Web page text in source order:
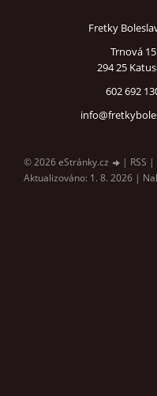
Fretky
Trnová 15
294 25
602 692
© 2026 eStránky.cz | RSS |
Aktualizováno: 1. 8. 2026 |